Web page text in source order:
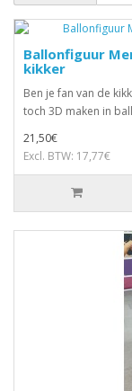
Ballonfiguur
kikker
Ben je fan van de
toch 3D maken in
21,50€
Excl. BTW: 17,77€